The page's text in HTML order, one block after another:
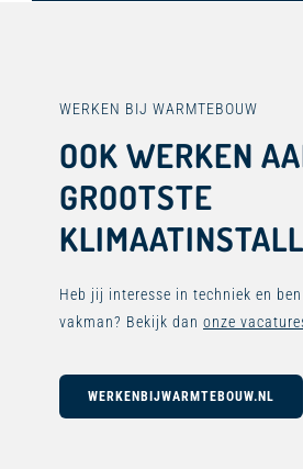
WERKEN BIJ WARMTEBOUW
OOK WERKEN
GROOTSTE
Heb jij interesse in techniek en
vakman? Bekijk dan onze
WERKENBIJWARMTEBOUW.NL